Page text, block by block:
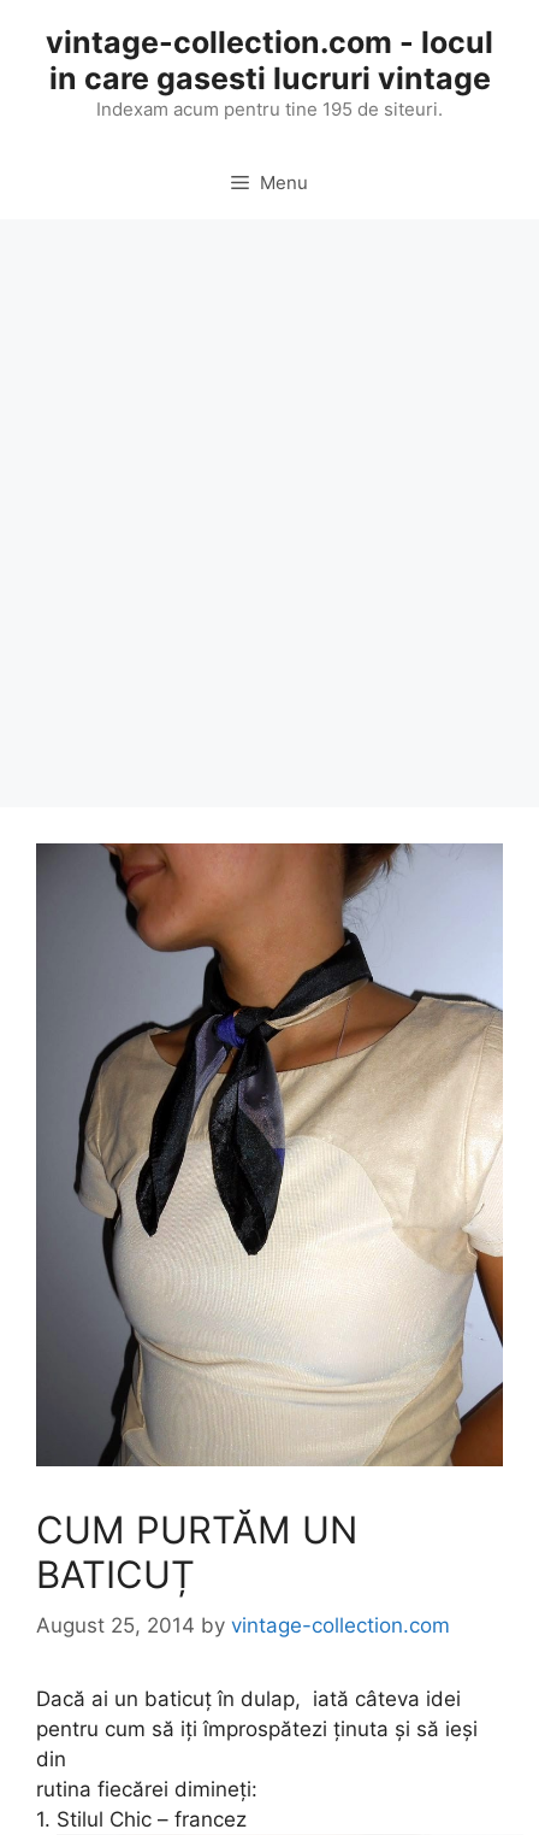
content
vintage-collection.com - locul
in care gasesti lucruri vintage
Indexam acum pentru tine 195 de siteuri.
Menu
CUM PURTĂM UN
BATICUȚ
August 25, 2014 by vintage-collection.com
Dacă ai un baticuț în dulap, iată câteva idei
pentru cum să iți împrospătezi ținuta și să ieși
din
rutina fiecărei dimineți:
1. Stilul Chic – francez